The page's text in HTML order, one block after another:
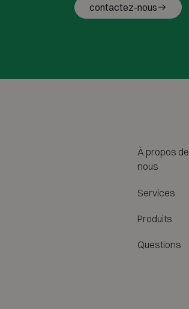
contactez-nous
À propos de
nous
Services
Produits
Questions